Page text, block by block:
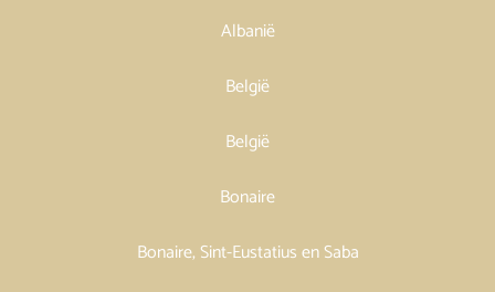
Albanië
België
België
Bonaire
Bonaire, Sint-Eustatius en Saba